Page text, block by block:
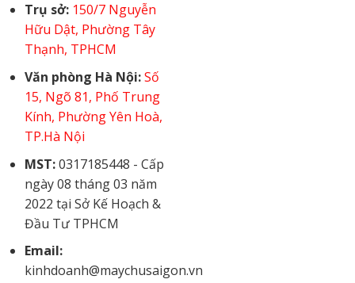
Trụ sở: 150/7 Nguyễn
Hữu Dật, Phường Tây
Thạnh, TPHCM
Văn phòng Hà Nội: Số
15, Ngõ 81, Phố Trung
Kính, Phường Yên Hoà,
TP.Hà Nội
MST:0317185448 - Cấp
ngày 08 tháng 03 năm
2022 tại Sở Kế Hoạch &
Đầu Tư TPHCM
Email:
kinhdoanh@maychusaigon.vn